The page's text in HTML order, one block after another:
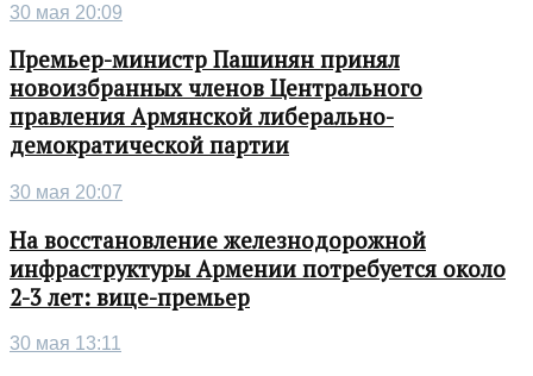
30 мая 20:09
Премьер-министр Пашинян принял
новоизбранных членов Центрального
правления Армянской либерально-
демократической партии
30 мая 20:07
На восстановление железнодорожной
инфраструктуры Армении потребуется около
2-3 лет: вице-премьер
30 мая 13:11